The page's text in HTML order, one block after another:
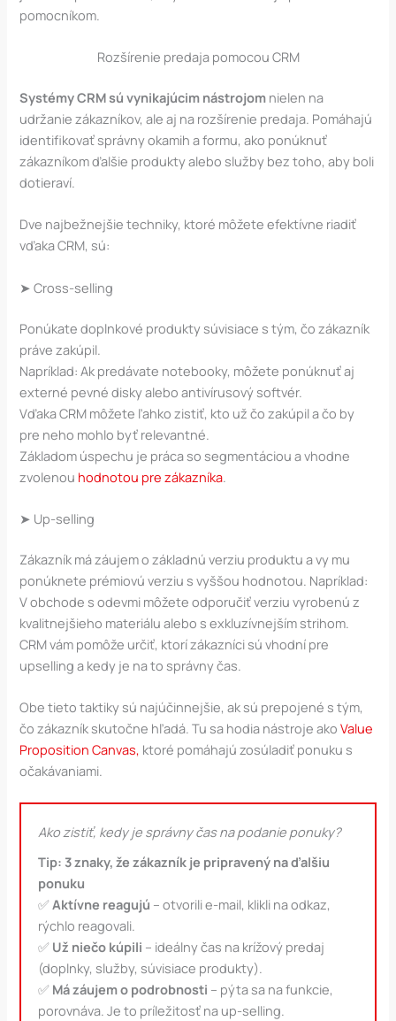
pomocníkom.
Rozšírenie predaja pomocou CRM
Systémy CRM sú vynikajúcim nástrojom nielen na
udržanie zákazníkov, ale aj na rozšírenie predaja. Pomáhajú
identifikovať správny okamih a formu, ako ponúknuť
zákazníkom ďalšie produkty alebo služby bez toho, aby boli
dotieraví.
Dve najbežnejšie techniky, ktoré môžete efektívne riadiť
vďaka CRM, sú:
➤ Cross-selling
Ponúkate doplnkové produkty súvisiace s tým, čo zákazník
práve zakúpil.
Napríklad: Ak predávate notebooky, môžete ponúknuť aj
externé pevné disky alebo antivírusový softvér.
Vďaka CRM môžete ľahko zistiť, kto už čo zakúpil a čo by
pre neho mohlo byť relevantné.
Základom úspechu je práca so segmentáciou a vhodne
zvolenou hodnotou pre zákazníka.
➤ Up-selling
Zákazník má záujem o základnú verziu produktu a vy mu
ponúknete prémiovú verziu s vyššou hodnotou. Napríklad:
V obchode s odevmi môžete odporučiť verziu vyrobenú z
kvalitnejšieho materiálu alebo s exkluzívnejším strihom.
CRM vám pomôže určiť, ktorí zákazníci sú vhodní pre
upselling a kedy je na to správny čas.
Obe tieto taktiky sú najúčinnejšie, ak sú prepojené s tým,
čo zákazník skutočne hľadá. Tu sa hodia nástroje akoValue
Proposition Canvas, ktoré pomáhajú zosúladiť ponuku s
očakávaniami.
Ako zistiť, kedy je správny čas na podanie ponuky?
Tip: 3 znaky, že zákazník je pripravený na ďalšiu
ponuku
✅Aktívne reagujú – otvorili e-mail, klikli na odkaz,
rýchlo reagovali.
✅ Už niečo kúpili – ideálny čas na krížový predaj
(doplnky, služby, súvisiace produkty).
✅ Má záujem o podrobnosti – pýta sa na funkcie,
porovnáva. Je to príležitosť na up-selling.